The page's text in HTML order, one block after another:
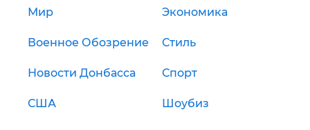
Мир Экономика
Военное Обозрение Стиль
Новости Донбасса Спорт
США Шоубиз